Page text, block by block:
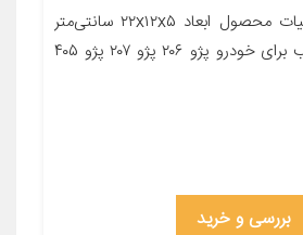
معرفی محصول جزئیات محصول ابعاد ۲۲x۱۲x۵ سانتی‌متر
جنس ویسکوز مناسب برای خودرو پژو ۲۰۶ پژو ۲۰۷ پژو ۴۰۵
بررسی و خرید